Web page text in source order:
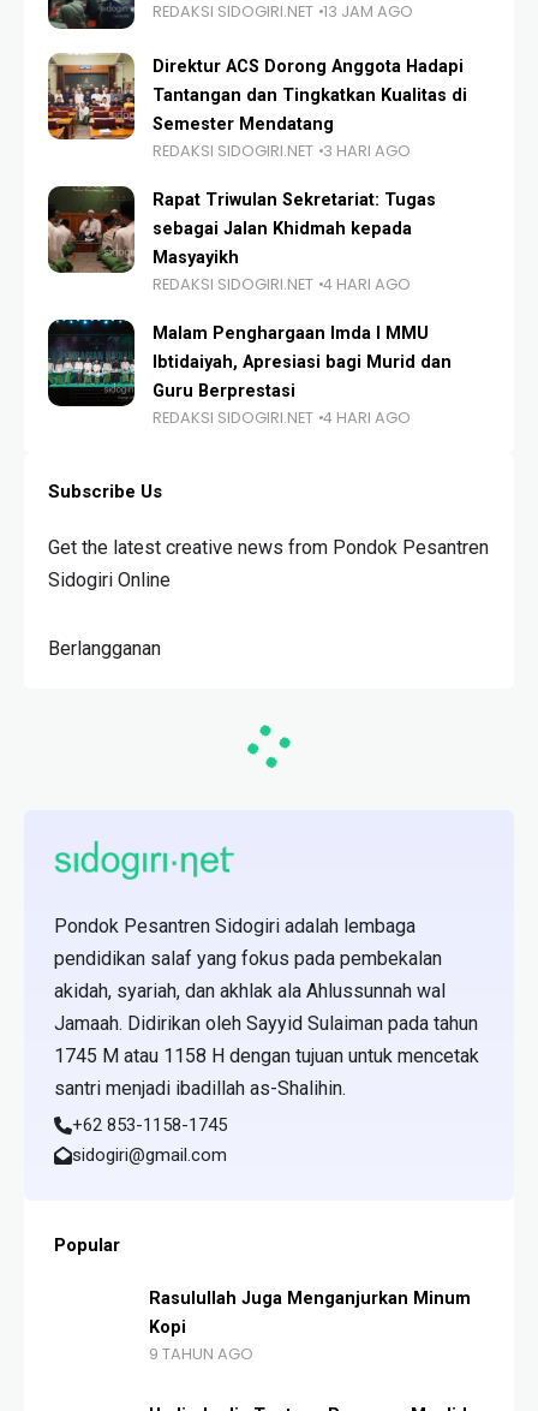
REDAKSI SIDOGIRI.NET 13 JAM AGO
Direktur ACS Dorong Anggota Hadapi
Tantangan dan Tingkatkan Kualitas di
Semester Mendatang
REDAKSI SIDOGIRI.NET 3 HARI AGO
Rapat Triwulan Sekretariat: Tugas
sebagai Jalan Khidmah kepada
Masyayikh
REDAKSI SIDOGIRI.NET 4 HARI AGO
Malam Penghargaan Imda I MMU
Ibtidaiyah, Apresiasi bagi Murid dan
Guru Berprestasi
REDAKSI SIDOGIRI.NET 4 HARI AGO
Subscribe Us
Get the latest creative news from Pondok Pesantren
Sidogiri Online
Berlangganan
Pondok Pesantren Sidogiri adalah lembaga
pendidikan salaf yang fokus pada pembekalan
akidah, syariah, dan akhlak ala Ahlussunnah wal
Jamaah. Didirikan oleh Sayyid Sulaiman pada tahun
1745 M atau 1158 H dengan tujuan untuk mencetak
santri menjadi ibadillah as-Shalihin.
+62 853-1158-1745
sidogiri@gmail.com
Popular
Rasulullah Juga Menganjurkan Minum
Kopi
9 TAHUN AGO